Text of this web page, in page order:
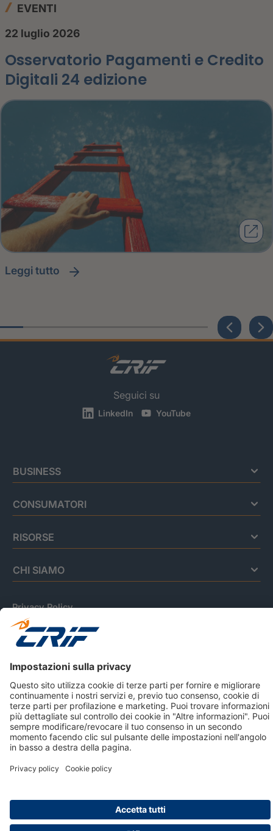
EVENTI
22 luglio 2026
Osservatorio Pagamenti e Credito
Digitali 24 edizione
leggi tutto
Seguici su
LinkedIn YouTube
BUSINESS
CONSUMATORI
RISORSE
CHI SIAMO
Privacy Policy
Cookie Policy
Informativa Dati Personali
CRIF Business Ethics
Informativa Privacy Relativa Al Sistema Di Informazioni
Creditizie
© 2026 CRIF S.p.A. Tutti i diritti riservati.
sottoscritto € 51.941.235,00 di cui versato € 51.806.190,00 |
CRIBIS Holding S.r.l., Società con unico socio